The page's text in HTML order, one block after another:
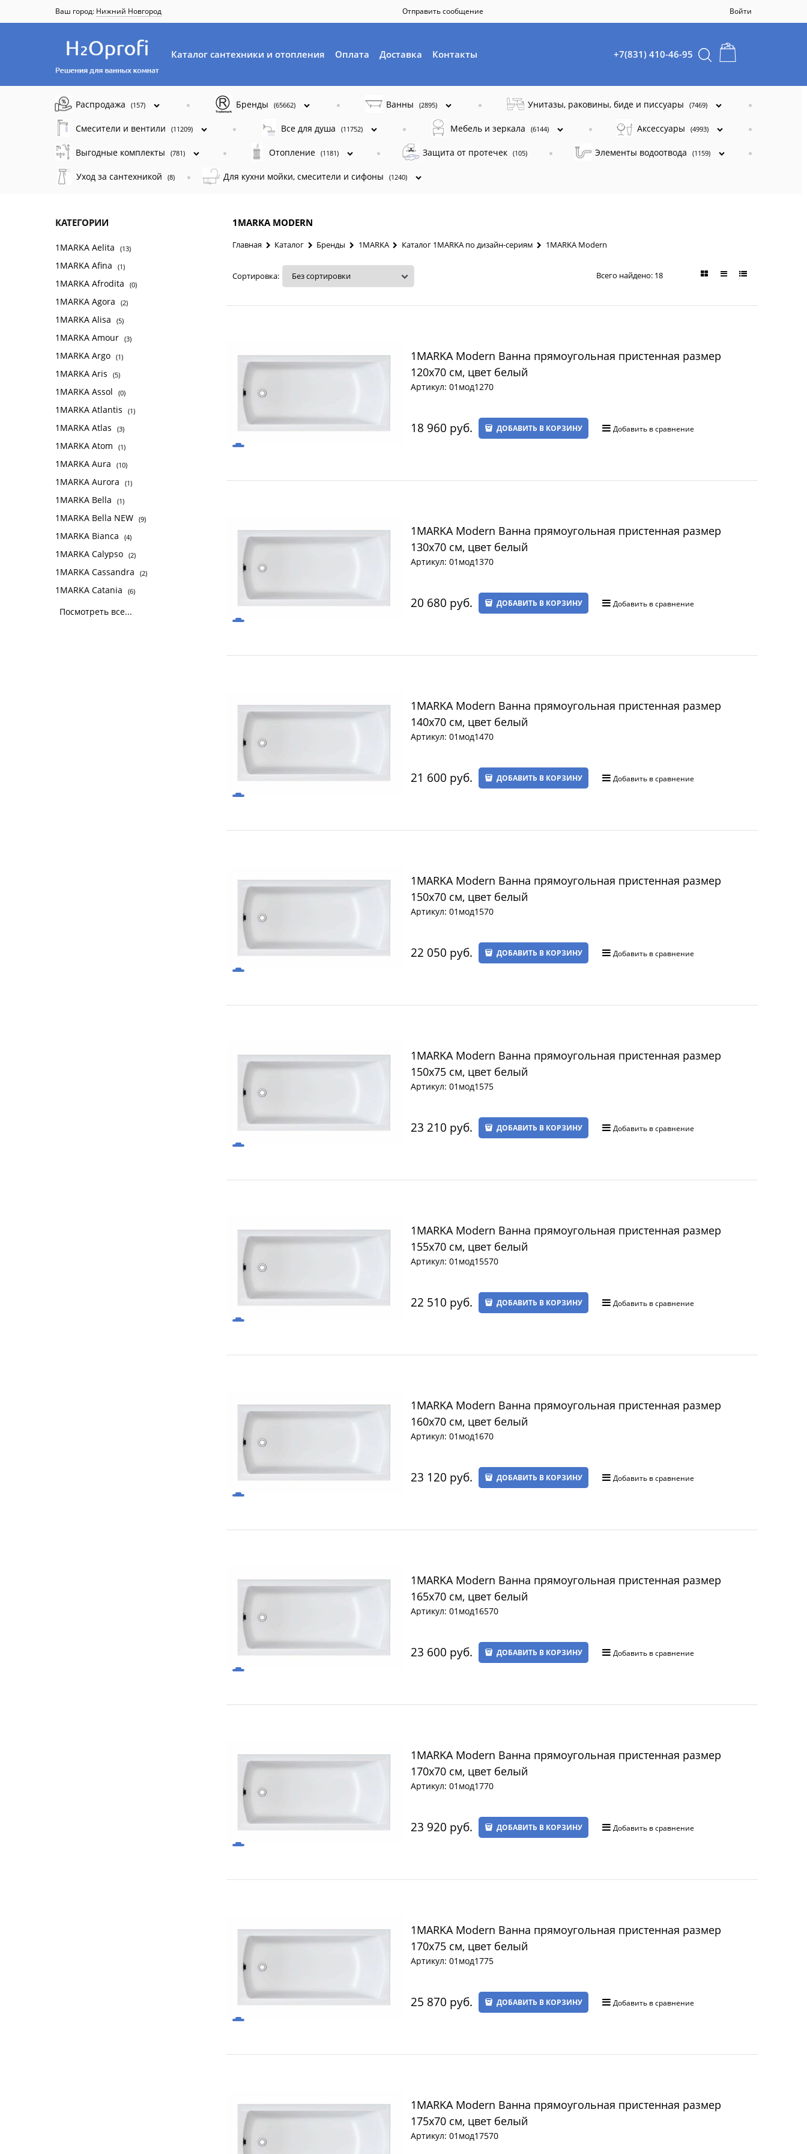
Ваш город: Нижний Новгород Отправить сообщение Войти
Каталог сантехники и отопления Оплата Доставка Контакты +7(831) 410-46-95
Распродажа (157) Бренды (65662) Ванны (2895) Унитазы, раковины, биде и писсуары (7469)
Смесители и вентили (11209) Все для душа (11752) Мебель и зеркала (6144) Аксессуары (4993)
Выгодные комплекты (781) Отопление (1181) Защита от протечек (105) Элементы водоотвода (1159)
Уход за сантехникой (8) Для кухни мойки, смесители и сифоны (1240)
КАТЕГОРИИ
1MARKA Aelita (13)
1MARKA Afina (1)
1MARKA Afrodita (0)
1MARKA Agora (2)
1MARKA Alisa (5)
1MARKA Amour (3)
1MARKA Argo (1)
1MARKA Aris (5)
1MARKA Assol (0)
1MARKA Atlantis (1)
1MARKA Atlas (3)
1MARKA Atom (1)
1MARKA Aura (10)
1MARKA Aurora (1)
1MARKA Bella (1)
1MARKA Bella NEW (9)
1MARKA Bianca (4)
1MARKA Calypso (2)
1MARKA Cassandra (2)
1MARKA Catania (6)
Посмотреть все...
1MARKA MODERN
Главная Каталог Бренды 1MARKA Каталог 1MARKA по дизайн-сериям 1MARKA Modern
Сортировка: Всего найдено: 18
1MARKA Modern Ванна прямоугольная пристенная размер
120х70 см, цвет белый
Артикул: 01мод1270
18 960 руб. ДОБАВИТЬ В КОРЗИНУ Добавить в сравнение
1MARKA Modern Ванна прямоугольная пристенная размер
130х70 см, цвет белый
Артикул: 01мод1370
20 680 руб. ДОБАВИТЬ В КОРЗИНУ Добавить в сравнение
1MARKA Modern Ванна прямоугольная пристенная размер
140х70 см, цвет белый
Артикул: 01мод1470
21 600 руб. ДОБАВИТЬ В КОРЗИНУ Добавить в сравнение
1MARKA Modern Ванна прямоугольная пристенная размер
150х70 см, цвет белый
Артикул: 01мод1570
22 050 руб. ДОБАВИТЬ В КОРЗИНУ Добавить в сравнение
1MARKA Modern Ванна прямоугольная пристенная размер
150х75 см, цвет белый
Артикул: 01мод1575
23 210 руб. ДОБАВИТЬ В КОРЗИНУ Добавить в сравнение
1MARKA Modern Ванна прямоугольная пристенная размер
155х70 см, цвет белый
Артикул: 01мод15570
22 510 руб. ДОБАВИТЬ В КОРЗИНУ Добавить в сравнение
1MARKA Modern Ванна прямоугольная пристенная размер
160х70 см, цвет белый
Артикул: 01мод1670
23 120 руб. ДОБАВИТЬ В КОРЗИНУ Добавить в сравнение
1MARKA Modern Ванна прямоугольная пристенная размер
165х70 см, цвет белый
Артикул: 01мод16570
23 600 руб. ДОБАВИТЬ В КОРЗИНУ Добавить в сравнение
1MARKA Modern Ванна прямоугольная пристенная размер
170х70 см, цвет белый
Артикул: 01мод1770
23 920 руб. ДОБАВИТЬ В КОРЗИНУ Добавить в сравнение
1MARKA Modern Ванна прямоугольная пристенная размер
170х75 см, цвет белый
Артикул: 01мод1775
25 870 руб. ДОБАВИТЬ В КОРЗИНУ Добавить в сравнение
1MARKA Modern Ванна прямоугольная пристенная размер
175х70 см, цвет белый
Артикул: 01мод17570